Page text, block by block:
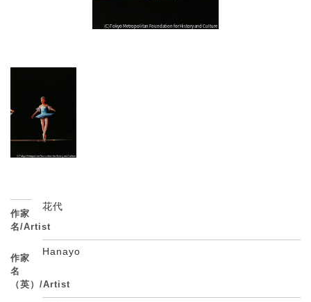
作家
名/Artist
花代
作家
名
（英）/Artist
Hanayo